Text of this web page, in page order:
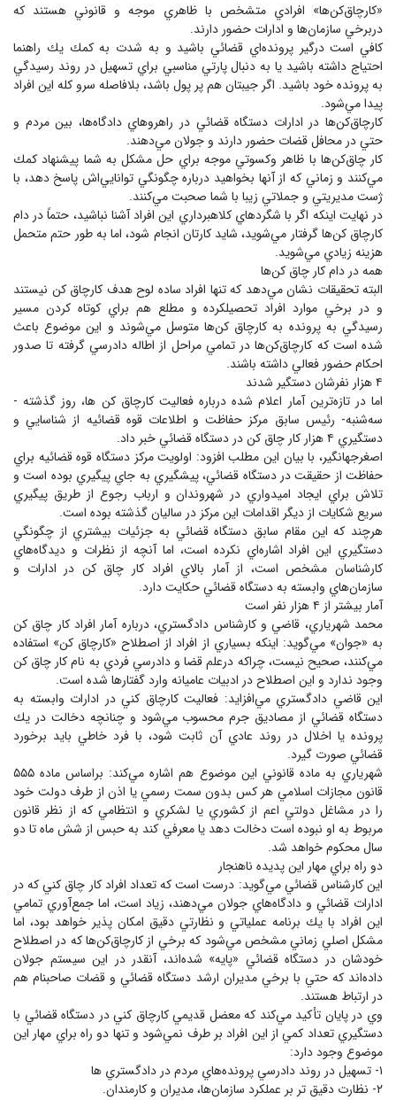
«كارچاق‌كن‌ها» افرادي متشخص با ظاهري موجه و قانوني هستند كه
دربرخي سازمان‌ها و ادارات حضور دارند.
كافي است درگير پرونده‌اي قضائي باشيد و به شدت به كمك يك راهنما
احتياج داشته باشيد يا به دنبال پارتي مناسبي براي تسهيل در روند رسيدگي
به پرونده خود باشيد. اگر جيبتان هم پر پول باشد، بلافاصله سرو كله اين افراد
پيدا مي‌شود.
كارچاق‌كن‌ها در ادارات دستگاه قضائي در راهروهاي دادگاه‌ها، بين مردم و
حتي در محافل قضات حضور دارند و جولان مي‌دهند.
كار چاق‌كن‌ها با ظاهر وكسوتي موجه براي حل مشكل به شما پيشنهاد كمك
مي‌كنند و زماني كه از آنها بخواهيد درباره چگونگي توانايي‌اش پاسخ دهد، با
ژست مديريتي و جملاتي زيبا با شما صحبت مي‌كنند.
در نهايت اينكه اگر با شگرد‌هاي كلاهبرداري اين افراد آشنا نباشيد، حتماً در دام
كارچاق كن‌ها گرفتار مي‌شويد، شايد كارتان انجام شود، اما به طور حتم متحمل
هزينه زيادي مي‌شويد.
همه در دام كار چاق كن‌ها
البته تحقيقات نشان مي‌دهد كه تنها افراد ساده لوح هدف كارچاق كن نيستند
و در برخي موارد افراد تحصيلكرده و مطلع هم براي كوتاه كردن مسير
رسيدگي به پرونده به كارچاق كن‌ها متوسل مي‌شوند و اين موضوع باعث
شده است كه كارچاق‌كن‌ها در تمامي مراحل از اطاله دادرسي گرفته تا صدور
احكام حضور فعالي داشته باشند.
۴ هزار نفرشان دستگير شدند
اما در تازه‌ترين آمار اعلام شده درباره فعاليت كارچاق كن ها، روز گذشته -
سه‌شنبه- ‌رئيس سابق مركز حفاظت و اطلاعات قوه قضائيه از شناسايي و
دستگيري ۴ هزار كار چاق كن در دستگاه قضائي خبر داد.
اصغرجهانگير، با بيان اين مطلب افزود: اولويت مركز دستگاه قوه قضائيه براي
حفاظت از حقيقت در دستگاه قضائي، پيشگيري به جاي پيگيري بوده است و
تلاش براي ايجاد اميدواري در شهروندان و ارباب رجوع از طريق پيگيري
سريع شكايات از ديگر اقدامات اين مركز در ساليان گذشته بوده است.
هرچند كه اين مقام سابق دستگاه قضائي به جزئيات بيشتري از چگونگي
دستگيري اين افراد اشاره‌اي نكرده است، اما آنچه از نظرات و ديدگاه‌هاي
كارشناسان مشخص است، از آمار بالاي افراد كار چاق كن در ادارات و
سازمان‌هاي وابسته به دستگاه قضائي حكايت دارد.
آمار بيشتر از ۴ هزار نفر است
محمد شهرياري، قاضي و كارشناس دادگستري، درباره آمار افراد كار چاق كن
به «جوان» مي‌گويد: اينكه بسياري از افراد از اصطلاح «كارچاق كن» استفاده
مي‌كنند، صحيح نيست، چراكه درعلم قضا و دادرسي فردي به نام كار چاق كن
وجود ندارد و اين اصطلاح در ادبيات عاميانه وارد گفتارها شده است.
اين قاضي دادگستري مي‌افزايد: فعاليت كارچاق كني در ادارات وابسته به
دستگاه قضائي از مصاديق جرم محسوب مي‌شود و چنانچه دخالت در يك
پرونده يا اخلال در روند عادي آن ثابت شود، با فرد خاطي بايد برخورد
قضائي صورت گيرد.
شهرياري به ماده قانوني اين موضوع هم اشاره مي‌كند: براساس ماده ۵۵۵
قانون مجازات اسلامي هر كس بدون سمت رسمي يا اذن از طرف دولت خود
را در مشاغل دولتي اعم از كشوري يا لشكري و انتظامي كه از نظر قانون
مربوط به او نبوده است دخالت دهد يا معرفي كند به حبس از شش ماه تا دو
سال محكوم خواهد شد.
دو راه براي مهار اين پديده ناهنجار
اين كارشناس قضائي مي‌گويد: درست است كه تعداد افراد كار چاق كني كه در
ادارات قضائي و دادگاه‌هاي جولان مي‌دهند، زياد است، اما جمع‌آوري تمامي
اين افراد با يك برنامه عملياتي و نظارتي دقيق امكان پذير خواهد بود، اما
مشكل اصلي زماني مشخص مي‌شود كه برخي از كارچاق‌كن‌ها كه در اصطلاح
خودشان در دستگاه قضائي «پايه» شده‌اند، آنقدر در اين سيستم جولان
داده‌اند كه حتي با برخي مديران ارشد دستگاه قضائي و قضات صاحبنام هم
در ارتباط هستند.
وي در پايان تأكيد مي‌كند كه معضل قديمي كارچاق كني در دستگاه قضائي با
دستگيري تعداد كمي از اين افراد بر طرف نمي‌شود و تنها دو راه براي مهار اين
موضوع وجود دارد:
۱- تسهيل در روند دادرسي پرونده‌هاي مردم در دادگستري ها
۲- نظارت دقيق تر بر عملكرد سازمان‌ها، مديران و كارمندان.